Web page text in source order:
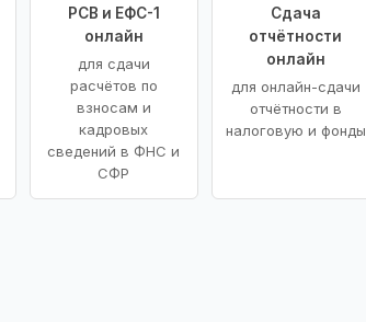
РСВ и ЕФС-1
онлайн
для сдачи
расчётов по
взносам и
кадровых
сведений в ФНС и
СФР
Сдача
отчётности
онлайн
для онлайн-сдачи
отчётности в
налоговую и фонды